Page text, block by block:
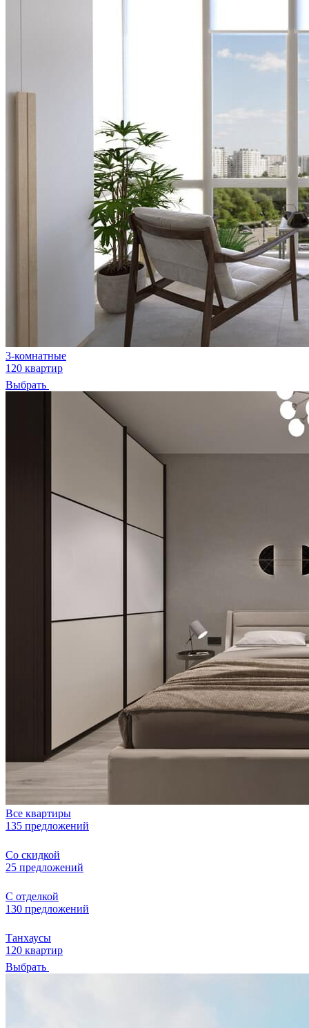
3-комнатные
120 квартир
Выбрать
Все квартиры
135 предложений
Со скидкой
25 предложений
С отделкой
130 предложений
Танхаусы
120 квартир
Выбрать